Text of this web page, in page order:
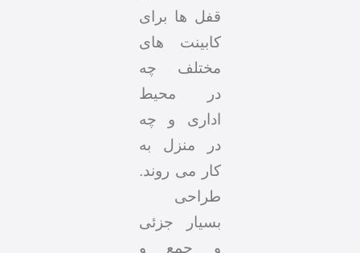
قفل ها برای
کابینت های
مختلف چه
در محیط
اداری و چه
در منزل به
کار می روند.
طراحی
بسیار جزئی
و جمع و